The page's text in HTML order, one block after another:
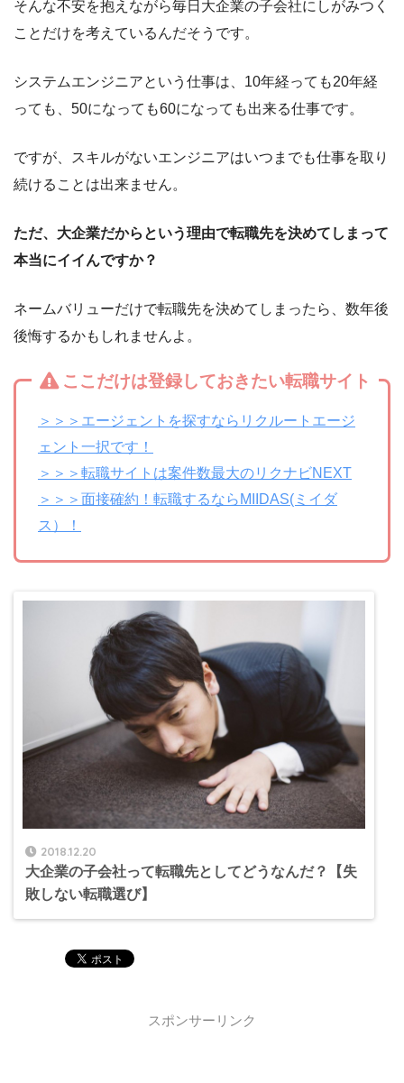
そんな不安を抱えながら毎日大企業の子会社にしがみつく
ことだけを考えているんだそうです。
システムエンジニアという仕事は、10年経っても20年経
っても、50になっても60になっても出来る仕事です。
ですが、スキルがないエンジニアはいつまでも仕事を取り
続けることは出来ません。
ただ、大企業だからという理由で転職先を決めてしまって
本当にイイんですか？
ネームバリューだけで転職先を決めてしまったら、数年後
後悔するかもしれませんよ。
ここだけは登録しておきたい転職サイト
＞＞＞エージェントを探すならリクルートエージ
ェント一択です！
＞＞＞転職サイトは案件数最大のリクナビNEXT
＞＞＞面接確約！転職するならMIIDAS(ミイダ
ス）！
2018.12.20
大企業の子会社って転職先としてどうなんだ？【失
敗しない転職選び】
スポンサーリンク